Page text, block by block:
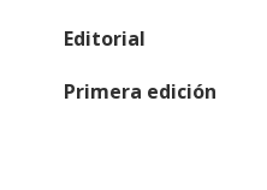
Editorial
Primera edición